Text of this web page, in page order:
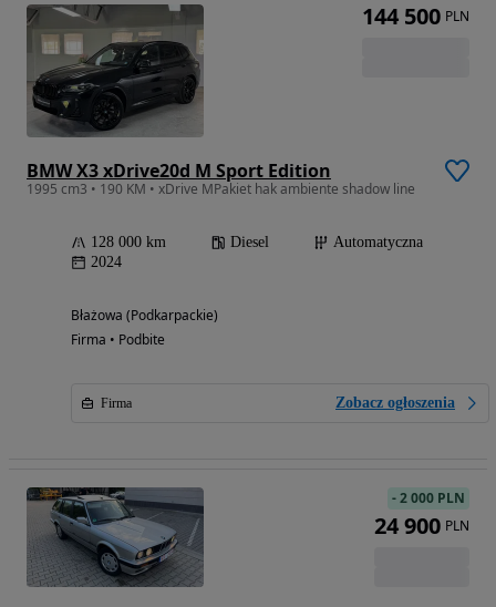
BMW X3 xDrive20d M Sport Edition
1995 cm3 • 190 KM • xDrive MPakiet hak ambiente shadow line
128 000 km Diesel
Automatyczna
2024
Błażowa (Podkarpackie)
Firma • Podbite
Firma Zobacz ogłoszenia
144 500 PLN
-2 000 PLN
24 900 PLN